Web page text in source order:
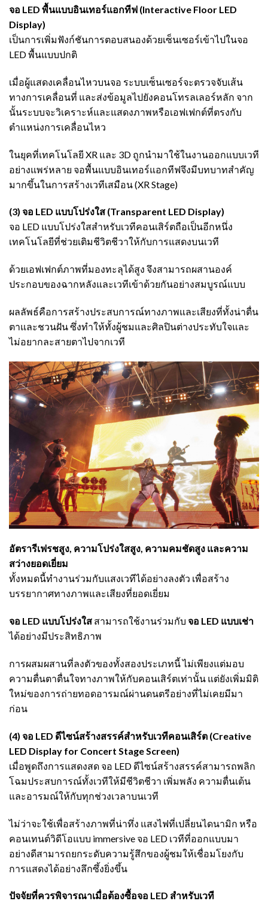
จอ LED พื้นแบบอินเทอร์แอกทีฟ (Interactive Floor LED
Display)
เป็นการเพิ่มฟังก์ชันการตอบสนองด้วยเซ็นเซอร์เข้าไปในจอ
LED พื้นแบบปกติ
เมื่อผู้แสดงเคลื่อนไหวบนจอ ระบบเซ็นเซอร์จะตรวจจับเส้น
ทางการเคลื่อนที่ และส่งข้อมูลไปยังคอนโทรลเลอร์หลัก จาก
นั้นระบบจะวิเคราะห์และแสดงภาพหรือเอฟเฟกต์ที่ตรงกับ
ตำแหน่งการเคลื่อนไหว
ในยุคที่เทคโนโลยี XR และ 3D ถูกนำมาใช้ในงานออกแบบเวที
อย่างแพร่หลาย จอพื้นแบบอินเทอร์แอกทีฟจึงมีบทบาทสำคัญ
มากขึ้นในการสร้างเวทีเสมือน (XR Stage)
(3) จอ LED แบบโปร่งใส (Transparent LED Display)
จอ LED แบบโปร่งใสสำหรับเวทีคอนเสิร์ตถือเป็นอีกหนึ่ง
เทคโนโลยีที่ช่วยเติมชีวิตชีวาให้กับการแสดงบนเวที
ด้วยเอฟเฟกต์ภาพที่มองทะลุได้สูง จึงสามารถผสานองค์
ประกอบของฉากหลังและเวทีเข้าด้วยกันอย่างสมบูรณ์แบบ
ผลลัพธ์คือการสร้างประสบการณ์ทางภาพและเสียงที่ทั้งน่าตื่น
ตาและชวนฝัน ซึ่งทำให้ทั้งผู้ชมและศิลปินต่างประทับใจและ
ไม่อยากละสายตาไปจากเวที
อัตรารีเฟรชสูง, ความโปร่งใสสูง, ความคมชัดสูง และความ
สว่างยอดเยี่ยม
ทั้งหมดนี้ทำงานร่วมกับแสงเวทีได้อย่างลงตัว เพื่อสร้าง
บรรยากาศทางภาพและเสียงที่ยอดเยี่ยม
จอ LED แบบโปร่งใส สามารถใช้งานร่วมกับ จอ LED แบบเช่า
ได้อย่างมีประสิทธิภาพ
การผสมผสานที่ลงตัวของทั้งสองประเภทนี้ ไม่เพียงแต่มอบ
ความตื่นตาตื่นใจทางภาพให้กับคอนเสิร์ตเท่านั้น แต่ยังเพิ่มมิติ
ใหม่ของการถ่ายทอดอารมณ์ผ่านดนตรีอย่างที่ไม่เคยมีมา
ก่อน
(4) จอ LED ดีไซน์สร้างสรรค์สำหรับเวทีคอนเสิร์ต (Creative
LED Display for Concert Stage Screen)
เมื่อพูดถึงการแสดงสด จอ LED ดีไซน์สร้างสรรค์สามารถพลิก
โฉมประสบการณ์ทั้งเวทีให้มีชีวิตชีวา เพิ่มพลัง ความตื่นเต้น
และอารมณ์ให้กับทุกช่วงเวลาบนเวที
ไม่ว่าจะใช้เพื่อสร้างภาพที่น่าทึ่ง แสงไฟที่เปลี่ยนไดนามิก หรือ
คอนเทนต์วิดีโอแบบ immersive จอ LED เวทีที่ออกแบบมา
อย่างดีสามารถยกระดับความรู้สึกของผู้ชมให้เชื่อมโยงกับ
การแสดงได้อย่างลึกซึ้งยิ่งขึ้น
ปัจจัยที่ควรพิจารณาเมื่อต้องซื้อจอ LED สำหรับเวที